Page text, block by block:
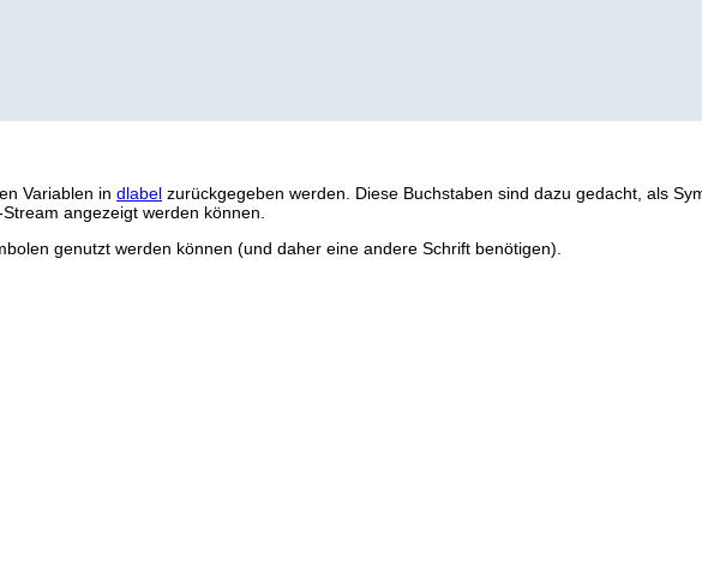
Variablen in dlabel zurückgegeben werden. Diese Buchstaben sind dazu gedacht, als
angezeigt werden können.
genutzt werden können (und daher eine andere Schrift benötigen).